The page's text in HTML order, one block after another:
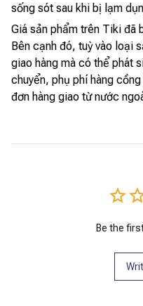
sống sót sau khi bị lạm
Giá sản phẩm trên Tiki đã
Bên cạnh đó, tuỳ vào loại
giao hàng mà có thể phát
chuyển, phụ phí hàng
đơn hàng giao từ nước
Be the